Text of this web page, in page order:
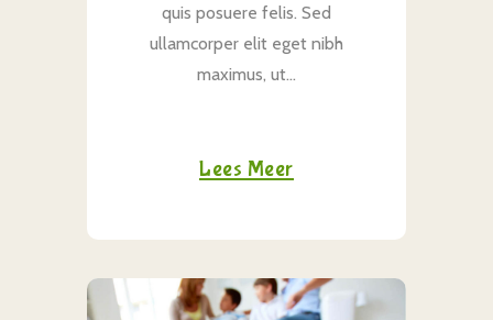
quis posuere felis. Sed
ullamcorper elit eget nibh
maximus, ut...
Lees Meer